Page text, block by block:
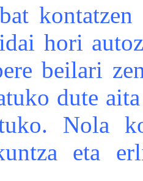
hori
beilari
dute
Nola
eta